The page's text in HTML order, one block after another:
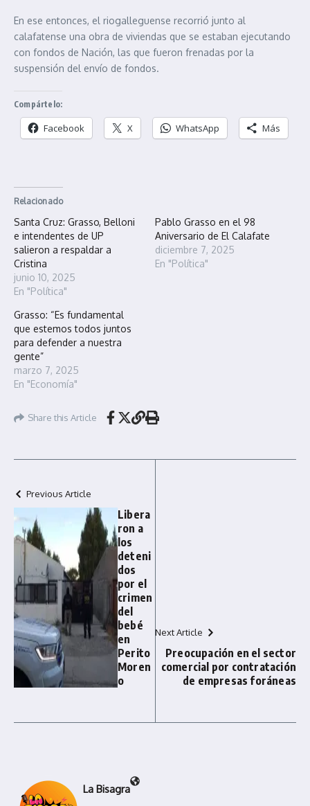
En ese entonces, el riogalleguense recorrió junto al
calafatense una obra de viviendas que se estaban ejecutando
con fondos de Nación, las que fueron frenadas por la
suspensión del envío de fondos.
Compártelo:
Facebook X WhatsApp Más
Relacionado
Santa Cruz: Grasso, Belloni
e intendentes de UP
salieron a respaldar a
Cristina
junio 10, 2025
En "Política"
Pablo Grasso en el 98
Aniversario de El Calafate
diciembre 7, 2025
En "Política"
Grasso: “Es fundamental
que estemos todos juntos
para defender a nuestra
gente”
marzo 7, 2025
En "Economía"
Share this Article
Previous Article
Libera
ron a
los
deteni
dos
por el
crimen
del
bebé
en
Perito
Moren
o
Next Article
Preocupación en el sector
comercial por contratación
de empresas foráneas
La Bisagra